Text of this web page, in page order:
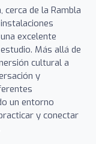
cerca de la Rambla
excelente
Más allá de
cultural a
y
un entorno
y conectar